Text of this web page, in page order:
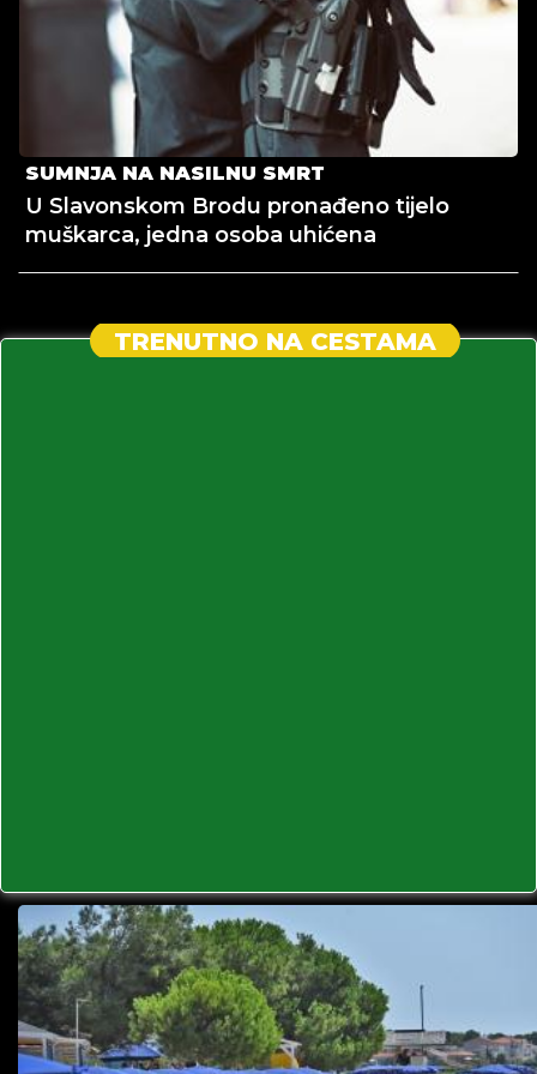
SUMNJA NA NASILNU SMRT
U Slavonskom Brodu pronađeno tijelo
muškarca, jedna osoba uhićena
TRENUTNO NA CESTAMA